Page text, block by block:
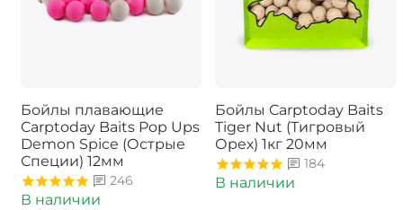
Бойлы плавающие
Carptoday Baits Pop Ups
Demon Spice (Острые
Специи) 12мм
246
В наличии
Бойлы Carptoday Baits
Tiger Nut (Тигровый
Орех) 1кг 20мм
184
В наличии